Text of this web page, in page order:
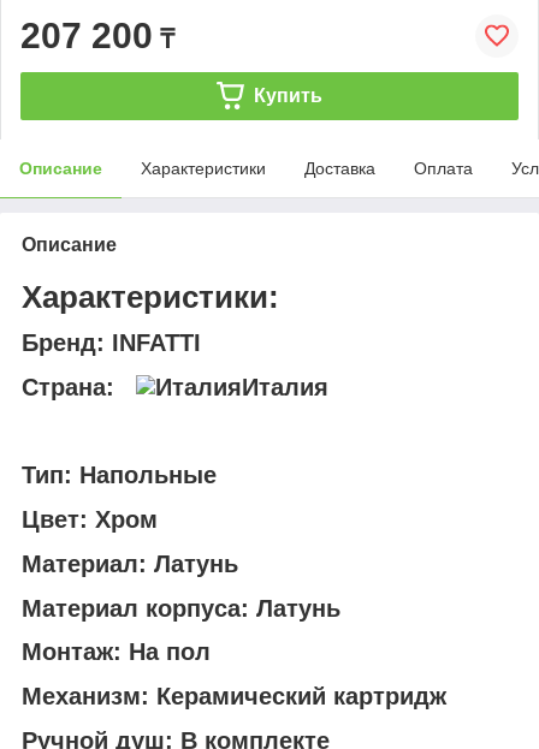
207 200 ₸
Купить
Описание Характеристики Доставка Оплата
Описание
Характеристики:
Бренд: INFATTI
Страна:
Италия
Тип: Напольные
Цвет: Хром
Материал: Латунь
Материал корпуса: Латунь
Монтаж: На пол
Механизм: Керамический картридж
Ручной душ: В комплекте